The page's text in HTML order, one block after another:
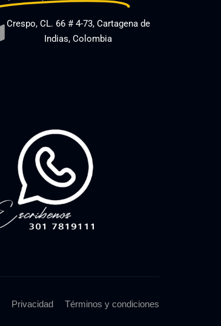
Crespo, CL. 66 # 4-73, Cartagena de
Indias, Colombia
Privacidad Términos y condiciones